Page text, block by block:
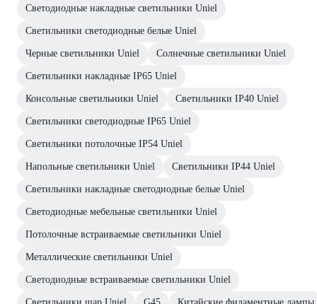
Светодиодные накладные светильники Uniel
Светильники светодиодные белые Uniel
Черные светильники Uniel Солнечные светильники Uniel
Светильники накладные IP65 Uniel
Консольные светильники Uniel Светильники IP40 Uniel
Светильники светодиодные IP65 Uniel
Светильники потолочные IP54 Uniel
Напольные светильники Uniel Светильники IP44 Uniel
Светильники накладные светодиодные белые Uniel
Светодиодные мебельные светильники Uniel
Потолочные встраиваемые светильники Uniel
Металлические светильники Uniel
Светодиодные встраиваемые светильники Uniel